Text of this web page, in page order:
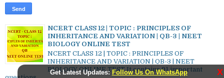
Get Latest Updates: Follow Us On WhatsApp X
NCERT CLASS 12 | TOPIC : PRINCIPLES OF
INHERITANCE AND VARIATION | QB-3 | NEET
BIOLOGY ONLINE TEST
NCERT CLASS 12 | TOPIC : PRINCIPLES OF
INHERITANCE AND VARIATION | QB-3 | NEET
BIOLOGY ONLINE TEST It contains 91 important